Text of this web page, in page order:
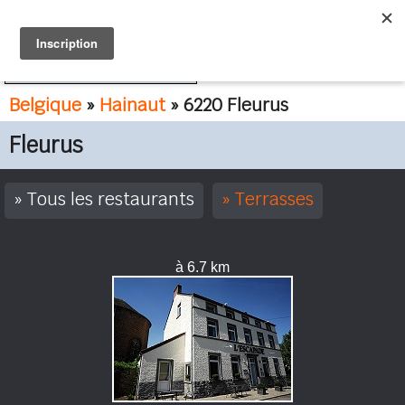
Belgique » Hainaut» 6220 Fleurus
Fleurus
Tous les restaurants Terrasses
à 6.7 km